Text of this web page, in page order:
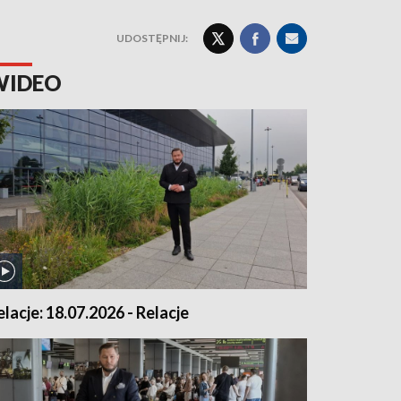
UDOSTĘPNIJ:
18.07.2026 - Relacje